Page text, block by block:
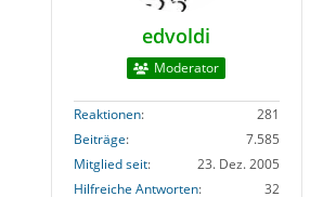
edvoldi
Moderator
Reaktionen
281
Beiträge
7.585
Mitglied seit
23. Dez. 2005
Hilfreiche Antworten
32